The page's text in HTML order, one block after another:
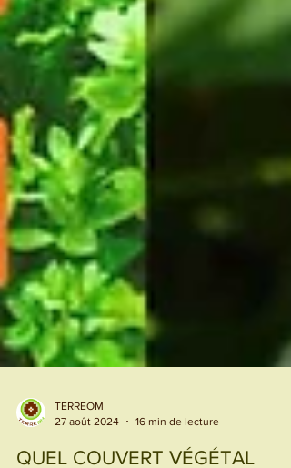
27 août 2024
16 min de lecture